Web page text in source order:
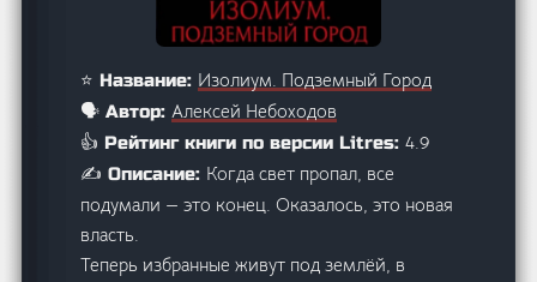
⭐ Название: Изолиум. Подземный Город
🗣️ Автор:Алексей Небоходов
👍 Рейтинг книги по версии Litres:4.9
✍️ Описание: Когда свет пропал, все
подумали — это конец. Оказалось, это новая
власть.
Теперь избранные живут под землёй, в